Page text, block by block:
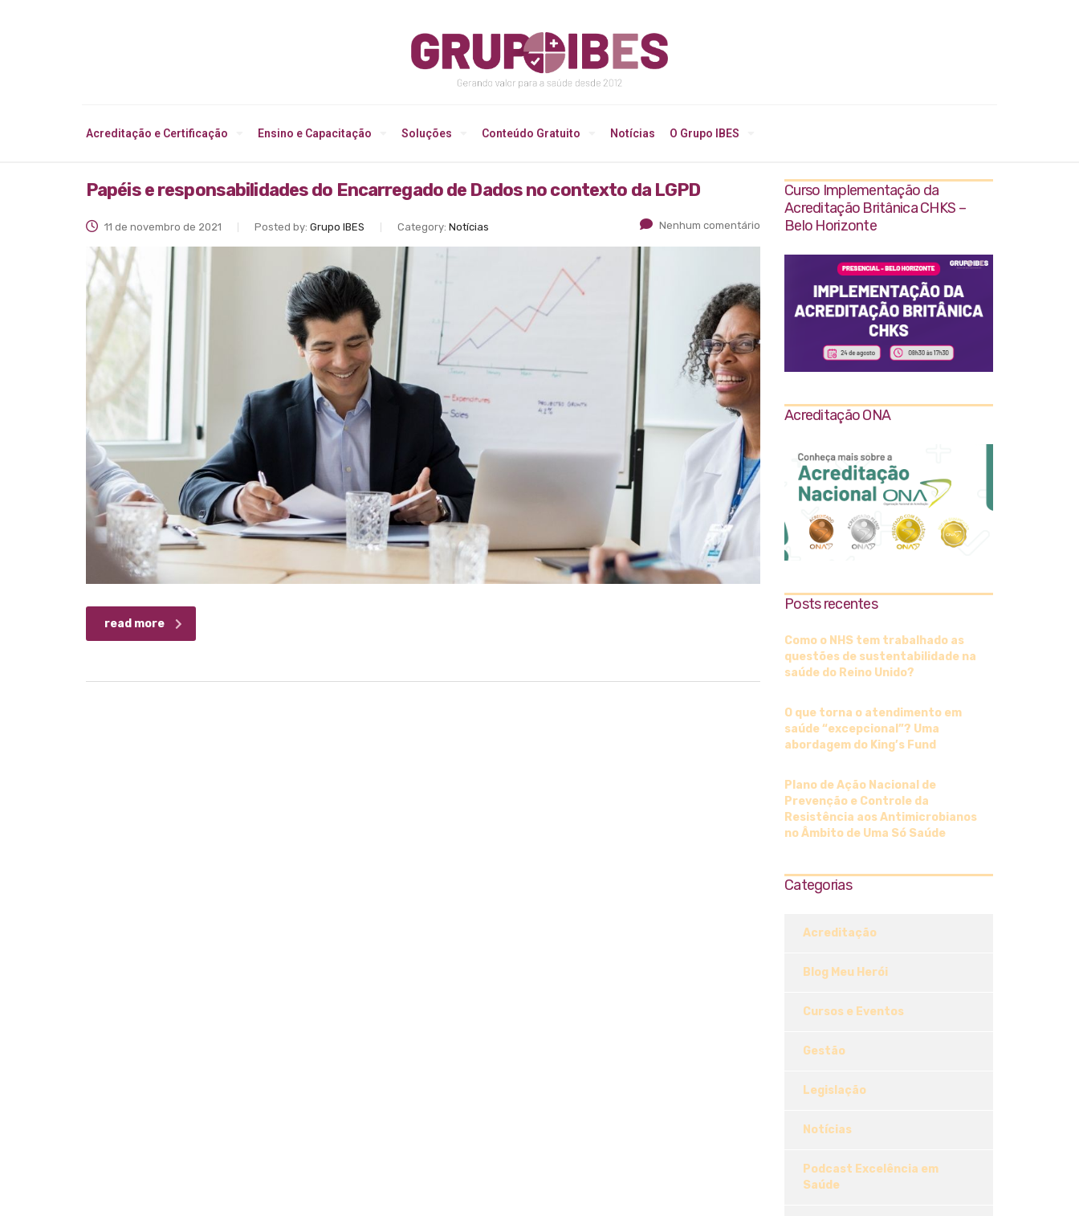
Acreditação e Certificação Ensino e Capacitação Soluções Conteúdo Gratuito Notícias O Grupo IBES
Papéis e responsabilidades do Encarregado de Dados no contexto da LGPD
11 de novembro de 2021 Posted by: Grupo IBES Category: Notícias Nenhum comentário
read more
Curso Implementação da
Acreditação Britânica CHKS –
Belo Horizonte
Acreditação ONA
Posts recentes
Como o NHS tem trabalhado as
questões de sustentabilidade na
saúde do Reino Unido?
O que torna o atendimento em
saúde “excepcional”? Uma
abordagem do King’s Fund
Plano de Ação Nacional de
Prevenção e Controle da
Resistência aos Antimicrobianos
no Âmbito de Uma Só Saúde
Categorias
Acreditação
Blog Meu Herói
Cursos e Eventos
Gestão
Legislação
Notícias
Podcast Excelência em
Saúde